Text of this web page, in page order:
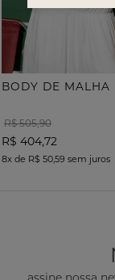
R$ 505,90
R$ 404,72
8x de R$ 50,59 sem juros
assine nossa